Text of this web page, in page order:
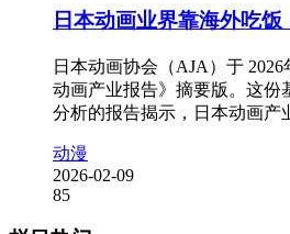
日本动画业界靠海外吃
日本动画协会（AJA）于
动画产业报告》摘要版。这份
分析的报告揭示，日本动画产
动漫
2026-02-09
85